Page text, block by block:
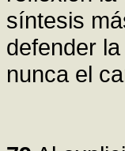
síntesis
defender
nunca el